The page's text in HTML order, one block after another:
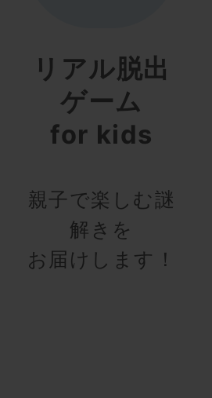
リアル脱出
ゲーム
for kids
親子で楽しむ謎
解きを
お届けします！